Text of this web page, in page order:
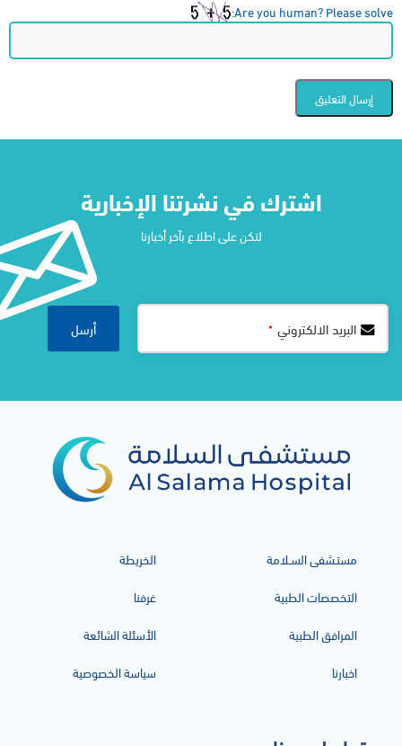
Are you human? Please solve:
اشترك في نشرتنا الإخبارية​
لتكن على اطلاع بآخر أخبارنا
Website
URL
*
البريد الالكتروني * أرسل
مستـشفى السـلامة
التخصصات الطبية
المرافق الطبية
اخبارنا
الخريطة
غرفنا
الأسئلة الشائعة
سياسة الخصوصية